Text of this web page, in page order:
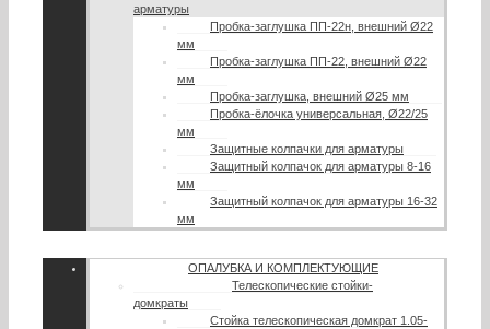
арматуры
Пробка-заглушка ПП-22н, внешний Ø22
мм
Пробка-заглушка ПП-22, внешний Ø22
мм
Пробка-заглушка, внешний Ø25 мм
Пробка-ёлочка универсальная, Ø22/25
мм
Защитные колпачки для арматуры
Защитный колпачок для арматуры 8-16
мм
Защитный колпачок для арматуры 16-32
мм
ОПАЛУБКА И КОМПЛЕКТУЮЩИЕ
Телескопические стойки-
домкраты
Стойка телескопическая домкрат 1.05-